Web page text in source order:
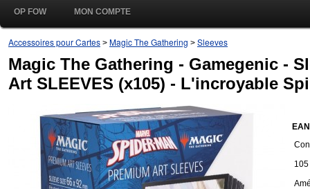
OP FOW MON COMPTE
Accessoires pour Cartes > Magic The Gathering > Sleeves
Magic The Gathering - Gamegenic -
Art SLEEVES (x105) - L'incroyable